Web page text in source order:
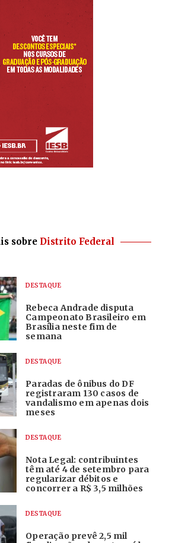
sobre Distrito Federal
DESTAQUE
Rebeca Andrade disputa
Campeonato Brasileiro em
Brasília neste fim de
semana
DESTAQUE
Paradas de ônibus do DF
registraram 130 casos de
vandalismo em apenas dois
meses
DESTAQUE
Nota Legal: contribuintes
têm até 4 de setembro para
regularizar débitos e
concorrer a R$ 3,5 milhões
DESTAQUE
Operação prevê 2,5 mil